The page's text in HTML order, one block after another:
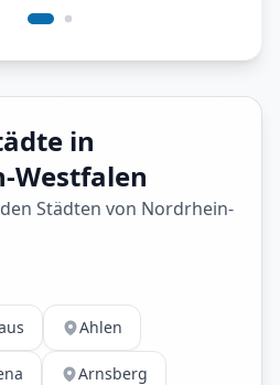
in
Westfalen
Städten von Nordrhein-
Ahlen
Arnsberg